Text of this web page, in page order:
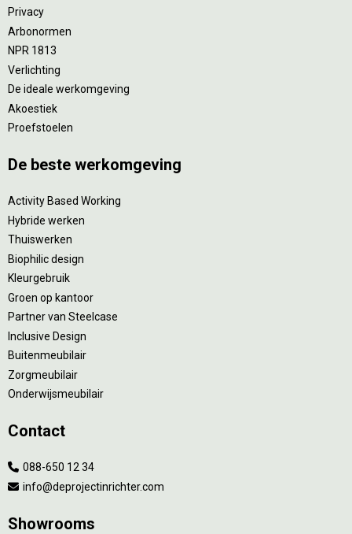
Privacy
Arbonormen
NPR 1813
Verlichting
De ideale werkomgeving
Akoestiek
Proefstoelen
De beste werkomgeving
Activity Based Working
Hybride werken
Thuiswerken
Biophilic design
Kleurgebruik
Groen op kantoor
Partner van Steelcase
Inclusive Design
Buitenmeubilair
Zorgmeubilair
Onderwijsmeubilair
Contact
088-650 12 34
info@deprojectinrichter.com
Showrooms